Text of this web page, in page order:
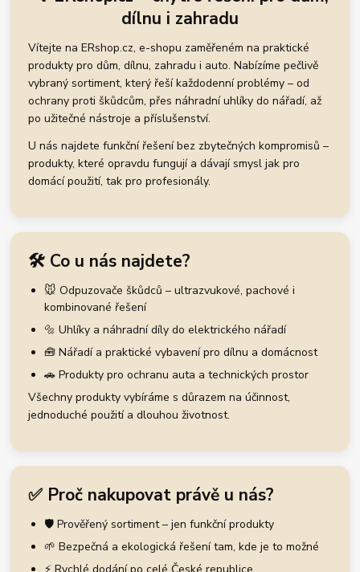
dílnu i zahradu
Vítejte na ERshop.cz, e-shopu zaměřeném na praktické
produkty pro dům, dílnu, zahradu i auto. Nabízíme pečlivě
vybraný sortiment, který řeší každodenní problémy – od
ochrany proti škůdcům, přes náhradní uhlíky do nářadí, až
po užitečné nástroje a příslušenství.
U nás najdete funkční řešení bez zbytečných kompromisů –
produkty, které opravdu fungují a dávají smysl jak pro
domácí použití, tak pro profesionály.
🛠️ Co u nás najdete?
🐭 Odpuzovače škůdců – ultrazvukové, pachové i
kombinované řešení
🔩 Uhlíky a náhradní díly do elektrického nářadí
🧰 Nářadí a praktické vybavení pro dílnu a domácnost
🚗 Produkty pro ochranu auta a technických prostor
Všechny produkty vybíráme s důrazem na účinnost,
jednoduché použití a dlouhou životnost.
✅ Proč nakupovat právě u nás?
🛡️ Prověřený sortiment – jen funkční produkty
🌱 Bezpečná a ekologická řešení tam, kde je to možné